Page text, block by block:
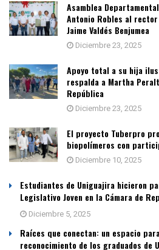
Asamblea
Antonio Robles al rector
Jaime Valdés Benjumea
Diciembre 23, 2025
Apoyo total a su hija
respalda a Martha
República
Diciembre 23, 2025
El proyecto Tuberpro
biopolímeros con
Diciembre 10, 2025
Estudiantes de Uniguajira hicieron
Legislativo Joven en la Cámara de
Diciembre 5, 2025
Raíces que conectan: un espacio
reconocimiento de los graduados de